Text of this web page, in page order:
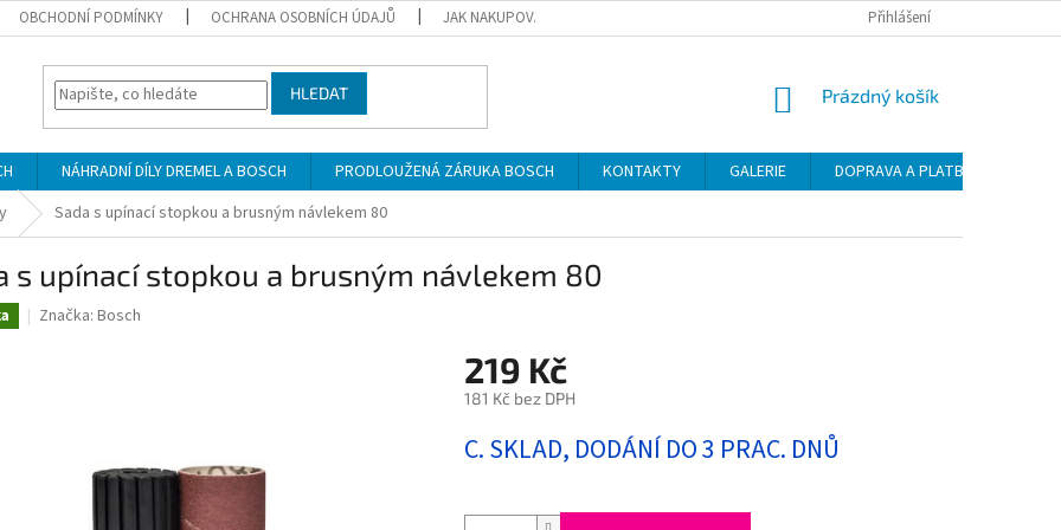
OBCHODNÍ PODMÍNKY OCHRANA OSOBNÍCH ÚDAJŮ JAK NAKUPOVAT Přihlášení
HLEDAT
NÁKUPNÍ
Prázdný košík
NÁHRADNÍ DÍLY DREMEL A BOSCH PRODLOUŽENÁ ZÁRUKA BOSCH KONTAKTY GALERIE DOPRAVA A PLATBA
Sada s upínací stopkou a brusným návlekem 80
s upínací stopkou a brusným návlekem 80
Značka: Bosch
219 Kč
181 Kč bez DPH
cena:
C. SKLAD, DODÁNÍ DO 3 PRAC. DNŮ